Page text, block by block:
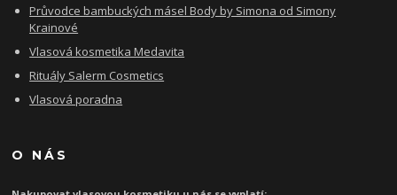
Průvodce bambuckých másel Body by Simona od Simony
Krainové
Vlasová kosmetika Medavita
Rituály Salerm Cosmetics
Vlasová poradna
O NÁS